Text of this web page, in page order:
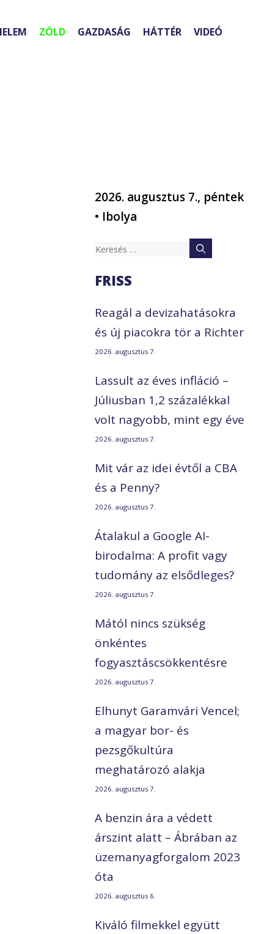
ZÖLD GAZDASÁG HÁTTÉR VIDEÓ
2026. augusztus 7., péntek
• Ibolya
Keresés:
FRISS
Reagál a devizahatásokra
és új piacokra tör a Richter
2026. augusztus 7.
Lassult az éves infláció –
Júliusban 1,2 százalékkal
volt nagyobb, mint egy éve
2026. augusztus 7.
Mit vár az idei évtől a CBA
és a Penny?
2026. augusztus 7.
Átalakul a Google AI-
birodalma: A profit vagy
tudomány az elsődleges?
2026. augusztus 7.
Mától nincs szükség
önkéntes
fogyasztáscsökkentésre
2026. augusztus 7.
Elhunyt Garamvári Vencel;
a magyar bor- és
pezsgőkultúra
meghatározó alakja
2026. augusztus 7.
A benzin ára a védett
árszint alatt – Ábrában az
üzemanyagforgalom 2023
óta
2026. augusztus 6.
Kiváló filmekkel együtt